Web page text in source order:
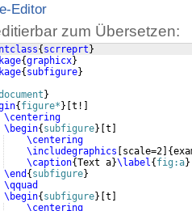
Editor
zum Übersetzen:
{ scrreprt }
{graphicx}
{ subfigure}
}
{ figure* } t!
\centering
\begin{ subfigure} t
\centering
\includegraphics
scale=2 {
\caption{Text a}\label{ fig:a}
\end { subfigure}
\qquad
\begin{ subfigure} t
\centering